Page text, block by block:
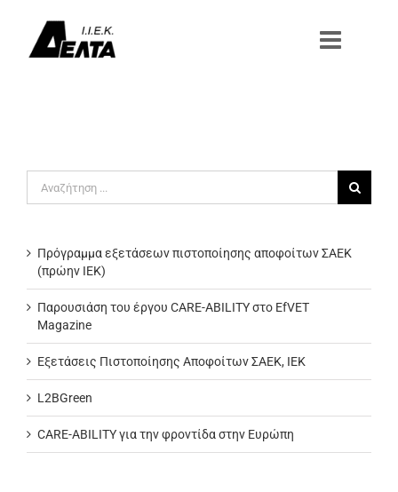
περιεχόμενο
για:
Πρόγραμμα εξετάσεων πιστοποίησης αποφοίτων ΣΑΕΚ
(πρώην ΙΕΚ)
Παρουσιάση του έργου CARE-ABILITY στο EfVET
Magazine
Εξετάσεις Πιστοποίησης Αποφοίτων ΣΑΕΚ, ΙΕΚ
L2BGreen
CARE-ABILITY για την φροντίδα στην Ευρώπη